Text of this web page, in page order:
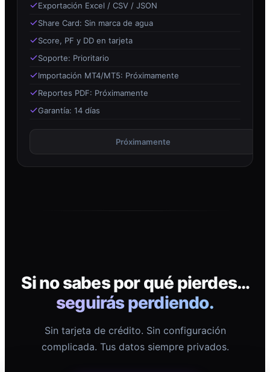
Exportación Excel / CSV / JSON
Share Card: Sin marca de agua
Score, PF y DD en tarjeta
Soporte: Prioritario
Importación MT4/MT5: Próximamente
Reportes PDF: Próximamente
Garantía: 14 días
Próximamente
Si no sabes por qué pierdes…
seguirás perdiendo.
Sin tarjeta de crédito. Sin configuración
complicada. Tus datos siempre privados.